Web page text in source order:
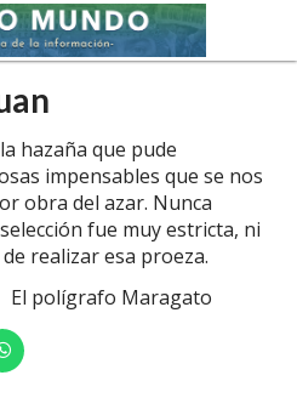
hazaña que pude
impensables que se nos
obra del azar. Nunca
fue muy estricta, ni
realizar esa proeza.
El polígrafo Maragato